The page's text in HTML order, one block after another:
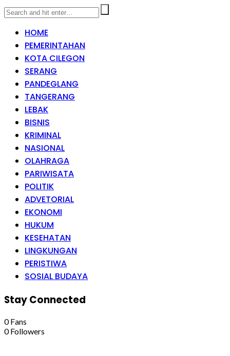
HOME
PEMERINTAHAN
KOTA CILEGON
SERANG
PANDEGLANG
TANGERANG
LEBAK
BISNIS
KRIMINAL
NASIONAL
OLAHRAGA
PARIWISATA
POLITIK
ADVETORIAL
EKONOMI
HUKUM
KESEHATAN
LINGKUNGAN
PERISTIWA
SOSIAL BUDAYA
Stay Connected
0 Fans
0 Followers